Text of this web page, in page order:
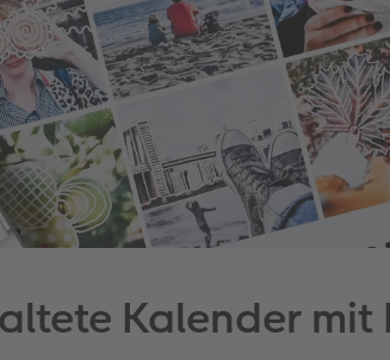
Kalender